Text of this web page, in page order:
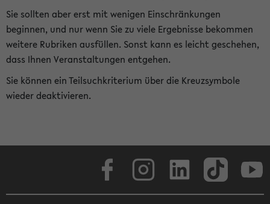
Sie sollten aber erst mit wenigen Einschränkungen
beginnen, und nur wenn Sie zu viele Ergebnisse bekommen
weitere Rubriken ausfüllen. Sonst kann es leicht geschehen,
dass Ihnen Veranstaltungen entgehen.
Sie können ein Teilsuchkriterium über die Kreuzsymbole
wieder deaktivieren.